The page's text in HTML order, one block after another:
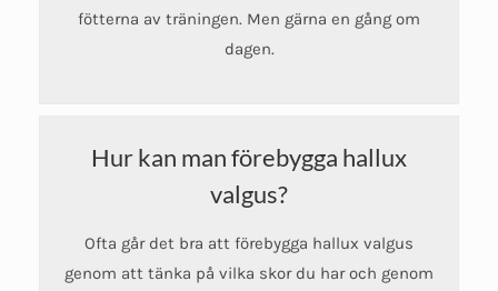
fötterna av träningen. Men gärna en gång om
dagen.
Hur kan man förebygga hallux
valgus?
Ofta går det bra att förebygga hallux valgus
genom att tänka på vilka skor du har och genom